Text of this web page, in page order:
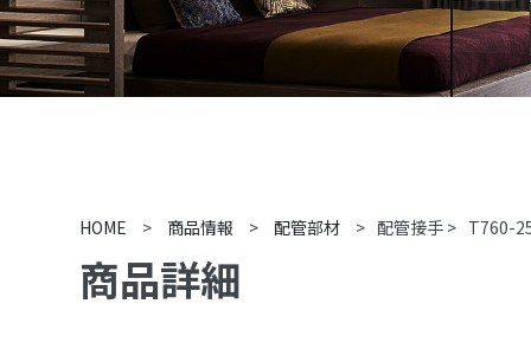
HOME > 商品情報 > 配管部材 > 配管接手 > T760-
商品詳細